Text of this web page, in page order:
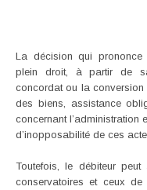
La décision qui prononce
plein droit, à partir de
concordat ou la conversion
des biens, assistance
concernant
d’inopposabilité de ces
Toutefois, le débiteur
conservatoires et ceux de